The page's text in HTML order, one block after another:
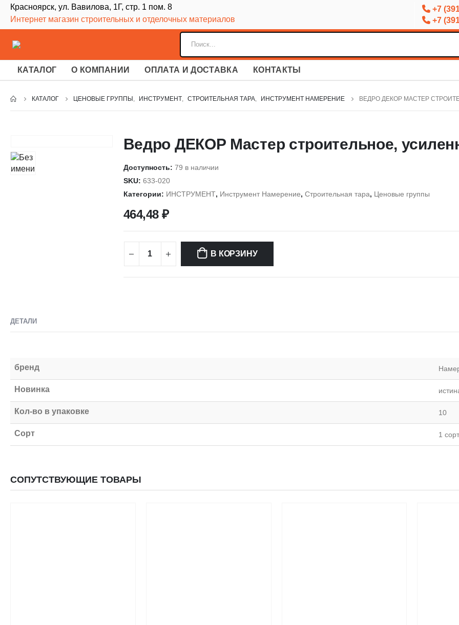
Красноярск, ул. Вавилова, 1Г, стр. 1 пом. 8
Интернет магазин строительных и отделочных материалов
+7
+7
КАТАЛОГ О КОМПАНИИ ОПЛАТА И ДОСТАВКА КОНТАКТЫ
КАТАЛОГ ЦЕНОВЫЕ ГРУППЫ , ИНСТРУМЕНТ, СТРОИТЕЛЬНАЯ ТАРА, ИНСТРУМЕНТ НАМЕРЕНИЕ ВЕДРО ДЕКОР МАСТЕР
Ведро ДЕКОР Мастер строительное,
Доступность: 79 в наличии
SKU: 633-020
Категории: ИНСТРУМЕНТ, Инструмент Намерение, Строительная тара, Ценовые группы
464,48₽
В КОРЗИНУ
ДЕТАЛИ
бренд
Новинка
Кол-во в упаковке 10
Сорт 1 сорт
СОПУТСТВУЮЩИЕ ТОВАРЫ